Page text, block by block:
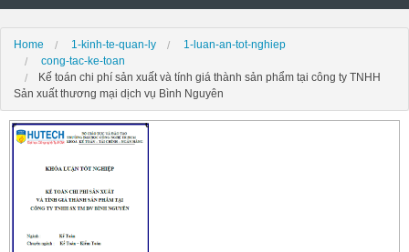
Home 1-kinh-te-quan-ly
1-luan-an-tot-nghiep
cong-tac-ke-toan
Kế toán chi phí sản xuất và tính giá thành sản phẩm tại công ty TNHH
Sản xuất thương mại dịch vụ Bình Nguyên